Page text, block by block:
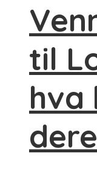
til
hva